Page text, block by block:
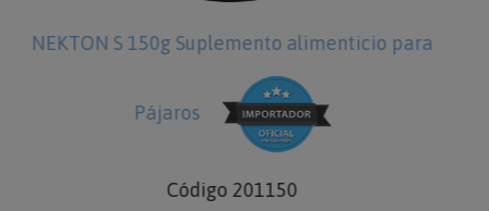
para NEKTON Breed-Star 70g Suplemento
para Pájaros
Código 217070